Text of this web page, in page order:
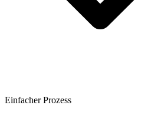
Einfacher Prozess